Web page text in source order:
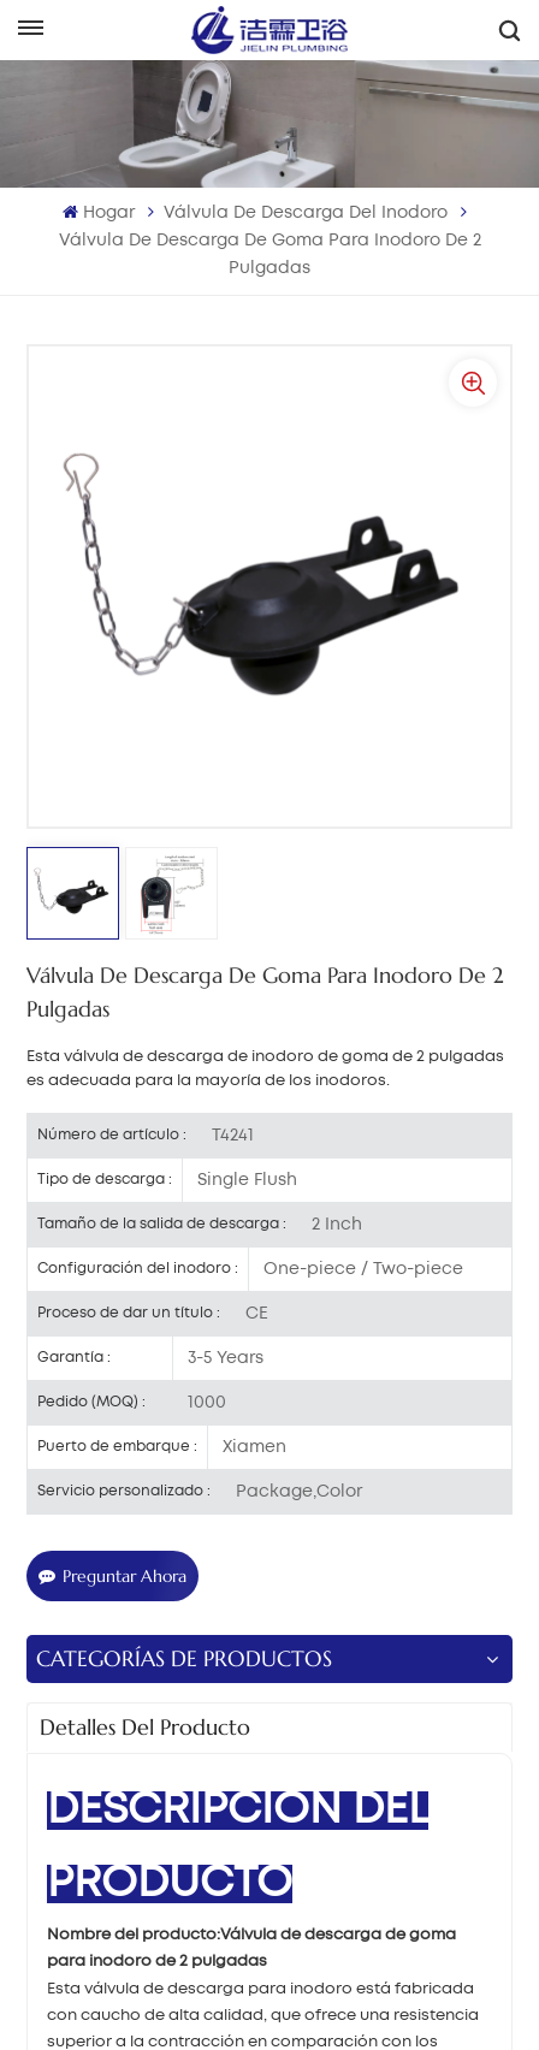
Français
中文
Hogar
Válvula De Descarga Del Inodoro
Válvula De Descarga De Goma Para Inodoro De 2
Pulgadas
Válvula De Descarga De Goma Para Inodoro De 2
Pulgadas
Esta válvula de descarga de inodoro de goma de 2 pulgadas
es adecuada para la mayoría de los inodoros.
Número de artículo : T4241
Tipo de descarga : Single Flush
Tamaño de la salida de descarga : 2 Inch
Configuración del inodoro : One-piece / Two-piece
Proceso de dar un título : CE
Garantía : 3-5 Years
Pedido (MOQ) : 1000
Puerto de embarque : Xiamen
Servicio personalizado : Package,Color
Preguntar Ahora
CATEGORÍAS DE PRODUCTOS
Detalles Del Producto
DESCRIPCIÓN DEL
PRODUCTO
Nombre del producto:Válvula de descarga de goma
para inodoro de 2 pulgadas
Esta válvula de descarga para inodoro está fabricada
con caucho de alta calidad, que ofrece una resistencia
superior a la contracción en comparación con los